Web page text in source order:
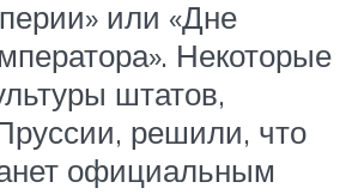
или «Дне
Некоторые
штатов,
решили, что
официальным